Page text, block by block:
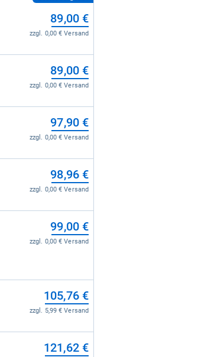
89,00 €
zzgl. 0,00 € Versand
89,00 €
zzgl. 0,00 € Versand
97,90 €
zzgl. 0,00 € Versand
98,96 €
zzgl. 0,00 € Versand
99,00 €
zzgl. 0,00 € Versand
120,03 €
zzgl. 4,99 € Versand
147,88 €
105,76 €
zzgl. 5,99 € Versand
121,62 €